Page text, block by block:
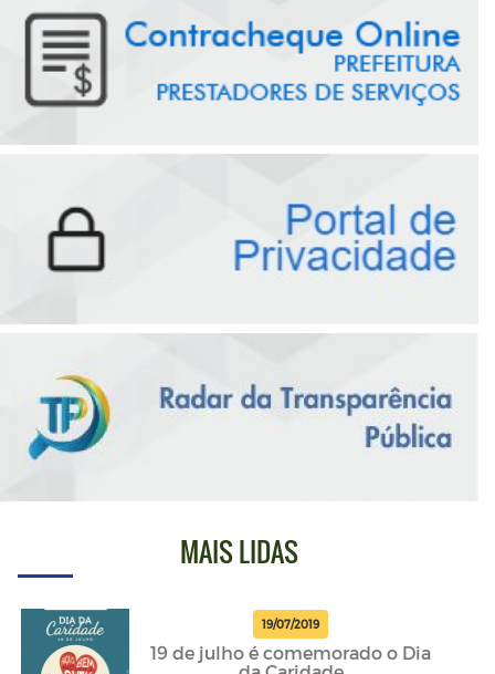
MAIS LIDAS
19/07/2019
19 de julho é comemorado o Dia